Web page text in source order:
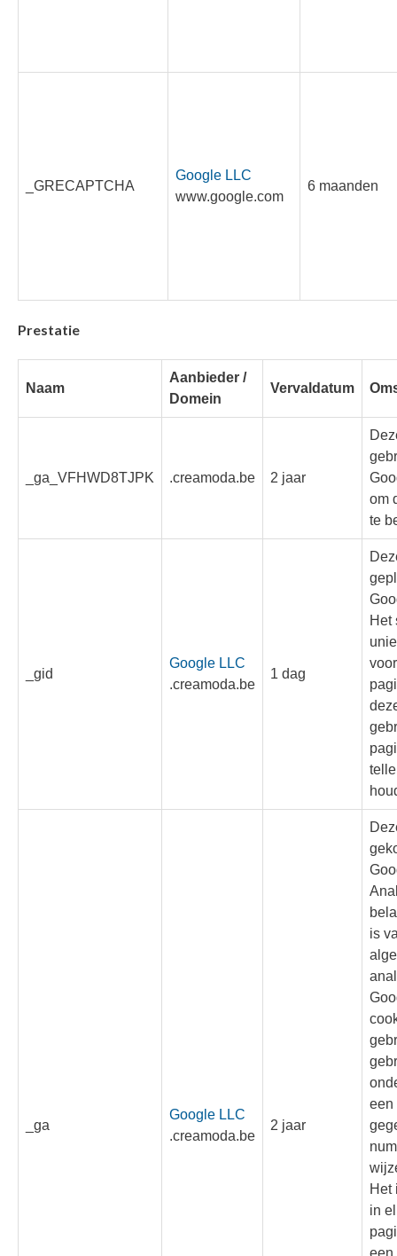
_GRECAPTCHA
Google LLC
www.google.com
6 maanden
Prestatie
Naam
Aanbieder /
Domein
Vervaldatum
_ga_VFHWD8TJPK .creamoda.be 2 jaar
om
te
_gid
Google LLC
.creamoda.be
1 dag
Het
_ga
Google LLC
.creamoda.be
2 jaar
is
een
Het
in
een